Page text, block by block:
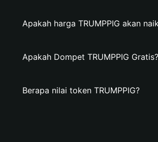
Apakah harga TRUMPPIG akan
Apakah Dompet TRUMPPIG Gratis?
Berapa nilai token TRUMPPIG?